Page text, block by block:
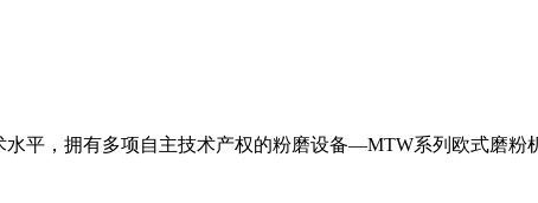
平，拥有多项自主技术产权的粉磨设备—MTW系列欧式磨粉